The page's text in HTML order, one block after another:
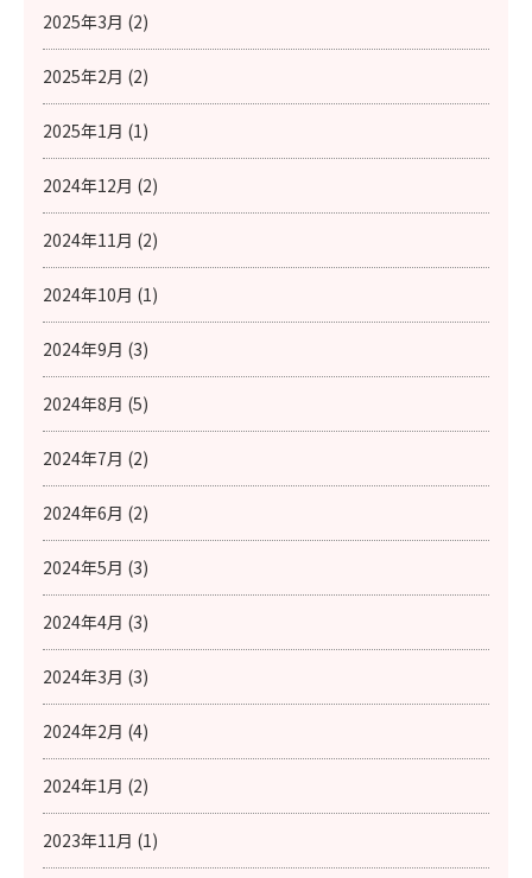
2025年3月 (2)
2025年2月 (2)
2025年1月 (1)
2024年12月 (2)
2024年11月 (2)
2024年10月 (1)
2024年9月 (3)
2024年8月 (5)
2024年7月 (2)
2024年6月 (2)
2024年5月 (3)
2024年4月 (3)
2024年3月 (3)
2024年2月 (4)
2024年1月 (2)
2023年11月 (1)